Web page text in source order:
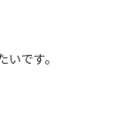
です。